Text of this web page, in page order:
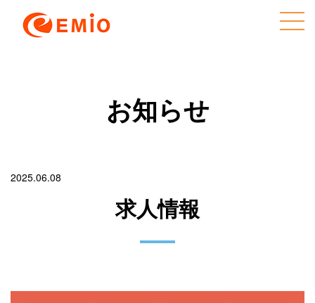
お知らせ
2025.06.08
求人情報